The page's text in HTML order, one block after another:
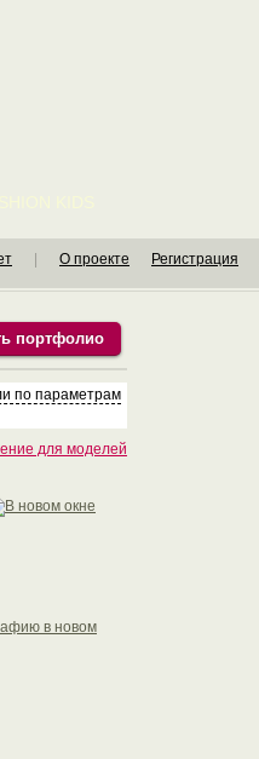
О проекте Регистрация
портфолио
по параметрам
для моделей